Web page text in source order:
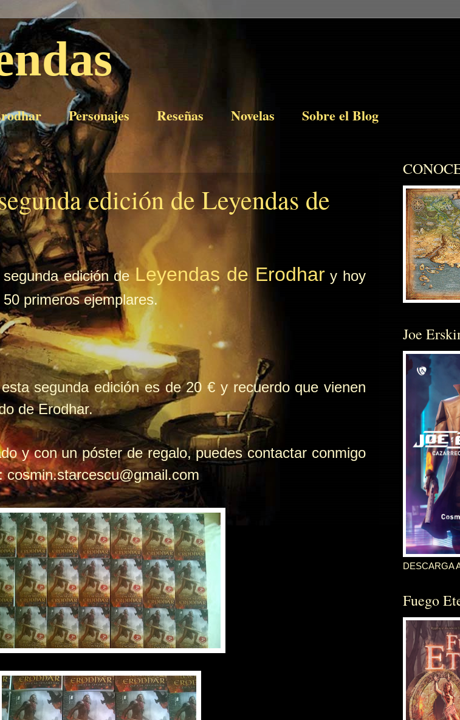
Personajes Reseñas Novelas Sobre el Blog
edición de Leyendas de
edición deLeyendas de Erodhary hoy
primeros ejemplares.
segunda edición es de 20 € y recuerdo que vienen
de Erodhar.
y con un póster de regalo, puedes contactar conmigo
cosmin.starcescu@gmail.com
Joe
DESCARGA
Fuego